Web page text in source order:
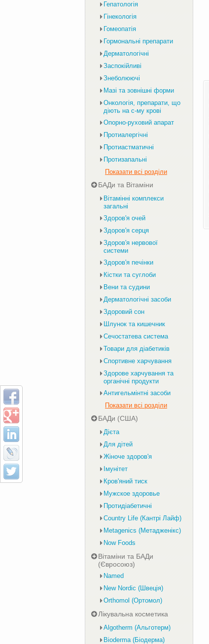
Гепатологія
Гінекологія
Гомеопатія
Гормональні препарати
Дерматологічні
Заспокійливі
Знеболюючі
Мазі та зовнішні форми
Онкологія, препарати, що
діють на с-му крові
Опорно-руховий апарат
Протиалергічні
Протиастматичні
Протизапальні
Показати всі розділи
БАДи та Вітаміни
Вітамінні комплекси
загальні
Здоров'я очей
Здоров'я серця
Здоров'я нервової
системи
Здоров'я печінки
Кістки та суглоби
Вени та судини
Дерматологічні засоби
Здоровий сон
Шлунок та кишечник
Сечостатева система
Товари для діабетиків
Спортивне харчування
Здорове харчування та
органічні продукти
Антигельмінтні засоби
Показати всі розділи
БАДи (США)
Дієта
Для дітей
Жіноче здоров'я
Імунітет
Кров'яний тиск
Мужское здоровье
Протидіабетичні
Country Life (Кантрі Лайф)
Metagenics (Метадженікс)
Now Foods
Вітаміни та БАДи
(Євросоюз)
Named
New Nordic (Швеція)
Orthomol (Ортомол)
Лікувальна косметика
Algotherm (Альготерм)
Bioderma (Біодерма)